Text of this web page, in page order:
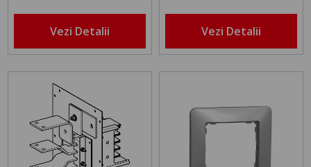
Vezi Detalii Vezi Detalii